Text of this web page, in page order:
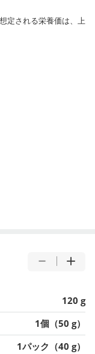
定される栄養価は、上
120 g
1個（50 g）
1パック（40 g）